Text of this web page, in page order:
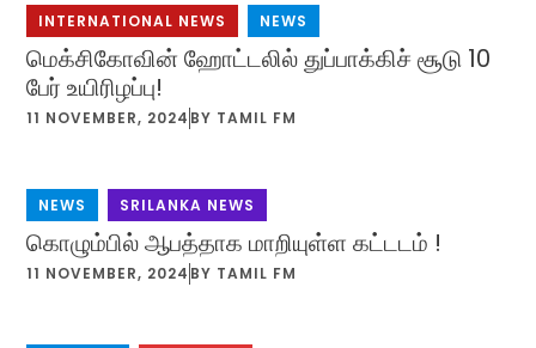
INTERNATIONAL NEWS NEWS
மெக்சிகோவின் ஹோட்டலில் துப்பாக்கிச் சூடு 10
பேர் உயிரிழப்பு!
11 NOVEMBER, 2024 BY TAMIL FM
NEWS SRILANKA NEWS
கொழும்பில் ஆபத்தாக மாறியுள்ள கட்டடம் !
11 NOVEMBER, 2024 BY TAMIL FM